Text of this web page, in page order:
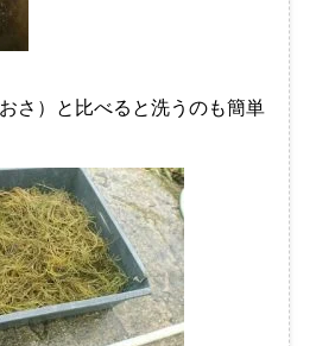
さ）と比べると洗うのも簡単